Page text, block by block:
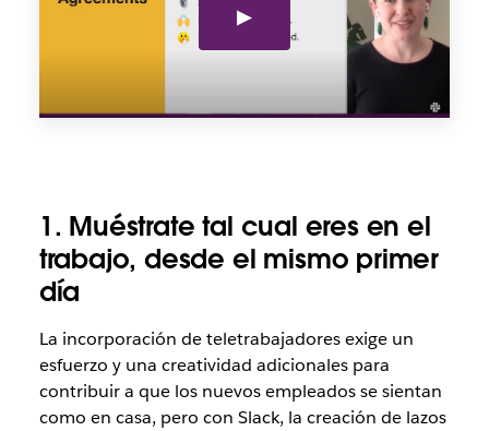
1. Muéstrate tal cual eres en el
trabajo, desde el mismo primer
día
La incorporación de teletrabajadores exige un
esfuerzo y una creatividad adicionales para
contribuir a que los nuevos empleados se sientan
como en casa, pero con Slack, la creación de lazos